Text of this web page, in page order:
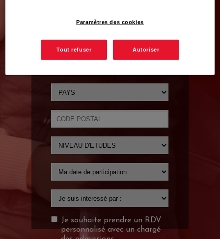
Je souhaite prendre un RDV
personnalisé avec un chargé
Paramètres des cookies
Tout refuser Autoriser